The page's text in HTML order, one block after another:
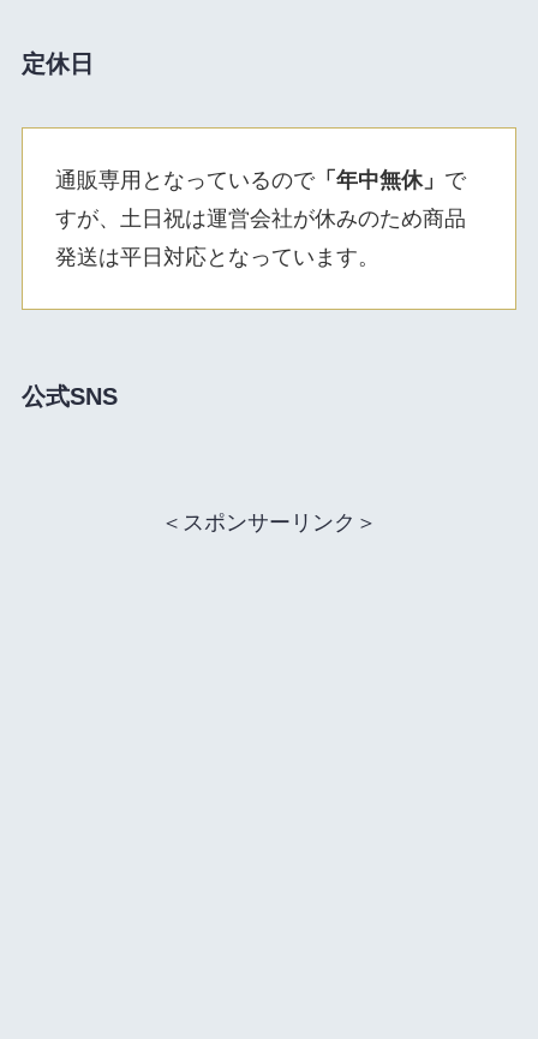
定休日
通販専用となっているので「年中無休」 で
すが、土日祝は運営会社が休みのため商品
発送は平日対応となっています。
公式SNS
＜スポンサーリンク＞